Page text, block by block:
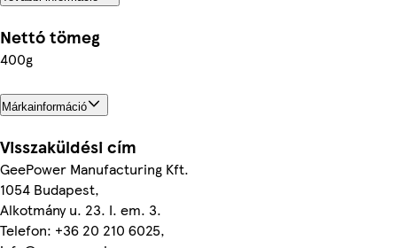
Nettó tömeg
400g
Márkainformáció
Visszaküldési cím
GeePower Manufacturing Kft.
1054 Budapest,
Alkotmány u. 23. I. em. 3.
Telefon: +36 20 210 6025,